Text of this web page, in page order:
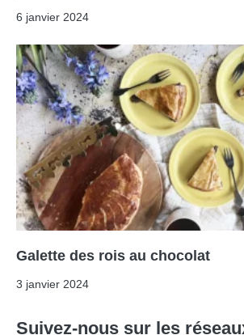
6 janvier 2024
Galette des rois au chocolat
3 janvier 2024
Suivez-nous sur les